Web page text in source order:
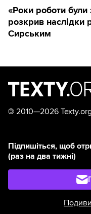
«Роки роботи були
розкрив наслідки
Сирським
© 2010—2026
Підпишіться, щоб
(раз на два тижні)